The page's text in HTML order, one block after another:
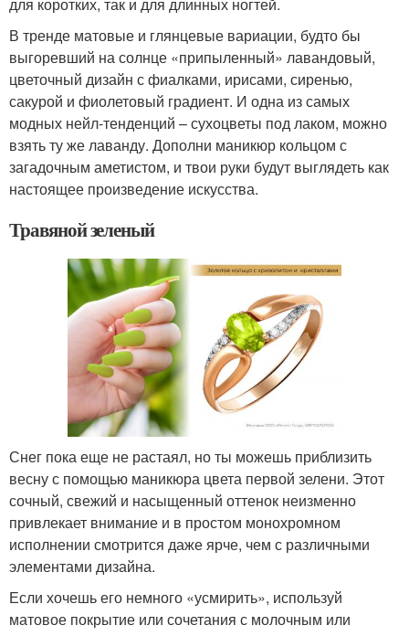
для коротких, так и для длинных ногтей.
В тренде матовые и глянцевые вариации, будто бы
выгоревший на солнце «припыленный» лавандовый,
цветочный дизайн с фиалками, ирисами, сиренью,
сакурой и фиолетовый градиент. И одна из самых
модных нейл-тенденций – сухоцветы под лаком, можно
взять ту же лаванду. Дополни маникюр кольцом с
загадочным аметистом, и твои руки будут выглядеть как
настоящее произведение искусства.
Травяной зеленый
Снег пока еще не растаял, но ты можешь приблизить
весну с помощью маникюра цвета первой зелени. Этот
сочный, свежий и насыщенный оттенок неизменно
привлекает внимание и в простом монохромном
исполнении смотрится даже ярче, чем с различными
элементами дизайна.
Если хочешь его немного «усмирить», используй
матовое покрытие или сочетания с молочным или